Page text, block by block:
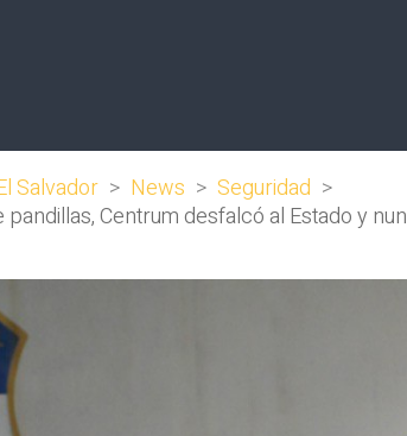
Salvador > News > Seguridad >
Centrum desfalcó al Estado y